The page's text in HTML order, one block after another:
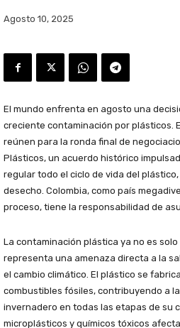
Agosto 10, 2025
El mundo enfrenta en agosto una
creciente contaminación por plásticos.
reúnen para la ronda final de
Plásticos, un acuerdo histórico
regular todo el ciclo de vida del
desecho. Colombia, como país
proceso, tiene la responsabilidad de
La contaminación plástica ya no es
representa una amenaza directa a la
el cambio climático. El plástico se
combustibles fósiles, contribuyendo a
invernadero en todas las etapas de su
microplásticos y químicos tóxicos